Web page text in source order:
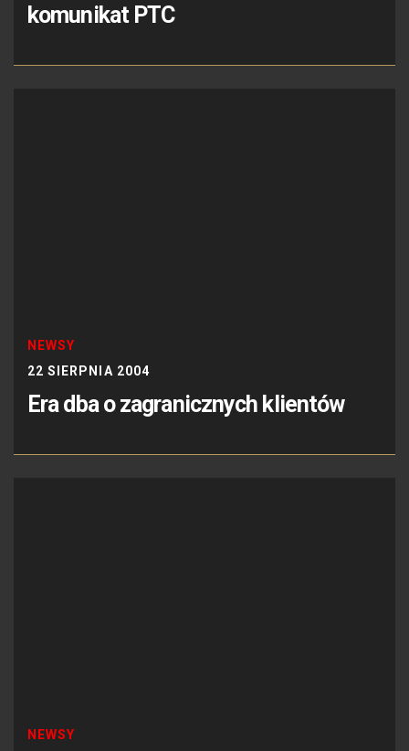
komunikat PTC
NEWSY
22 SIERPNIA 2004
Era dba o zagranicznych klientów
NEWSY